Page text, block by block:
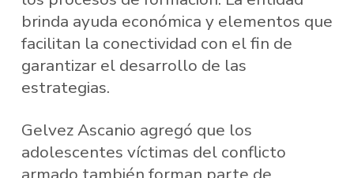
brinda ayuda económica y elementos que
facilitan la conectividad con el fin de
garantizar el desarrollo de las
estrategias.
Gelvez Ascanio agregó que los
adolescentes víctimas del conflicto